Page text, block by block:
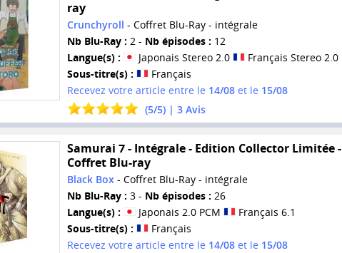
ray
Crunchyroll - Coffret Blu-Ray - intégrale
Nb Blu-Ray : 2 - Nb épisodes : 12
Langue(s) :
Japonais Stereo 2.0
Français Stereo 2.0
Sous-titre(s) :
Français
Recevez votre article entre le 14/08et le 15/08
(5/5) | 3Avis
Samurai 7 - Intégrale - Edition Collector Limitée -
Coffret Blu-ray
Black Box- Coffret Blu-Ray - intégrale
Nb Blu-Ray : 3 - Nb épisodes : 26
Langue(s) :
Japonais 2.0 PCM
Français 6.1
Sous-titre(s) :
Français
Recevez votre article entre le 14/08et le 15/08